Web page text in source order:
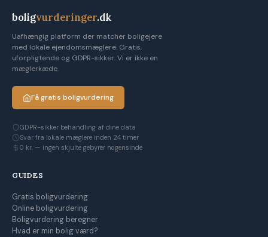
boligvurderinger.dk
Uafhængig platform der matcher boligejere
med lokale ejendomsmæglere. Gratis,
uforpligtende og GDPR-sikker. Vi er ikke en
mæglerkæde.
Få gratis boligvurdering
GDPR-sikker behandling af dine data
Svar fra lokale mæglere inden 24 timer
0 kr. — ingen skjulte gebyrer nogensinde
GUIDES
Gratis boligvurdering
Online boligvurdering
Boligvurdering beregner
Hvad er min bolig værd?